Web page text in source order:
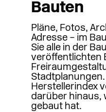
Bauten
Pläne, Fotos,
Adresse – im
Sie alle in der
veröffentlichten
Stadtplanungen.
Herstellerindex
darüber hinaus,
gebaut hat.